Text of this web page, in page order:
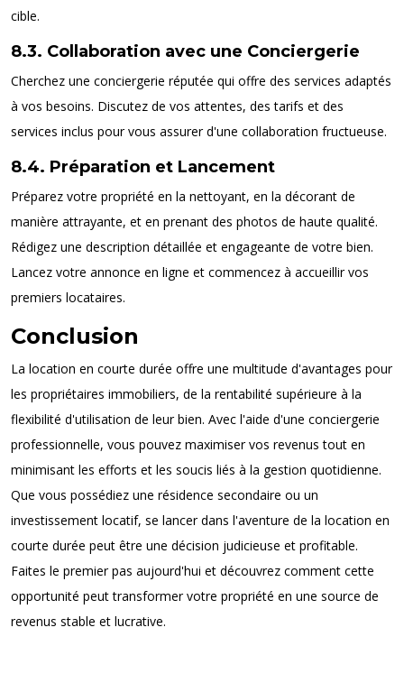
cible.
8.3. Collaboration avec une Conciergerie
Cherchez une conciergerie réputée qui offre des services adaptés
à vos besoins. Discutez de vos attentes, des tarifs et des
services inclus pour vous assurer d'une collaboration fructueuse.
8.4. Préparation et Lancement
Préparez votre propriété en la nettoyant, en la décorant de
manière attrayante, et en prenant des photos de haute qualité.
Rédigez une description détaillée et engageante de votre bien.
Lancez votre annonce en ligne et commencez à accueillir vos
premiers locataires.
Conclusion
La location en courte durée offre une multitude d'avantages pour
les propriétaires immobiliers, de la rentabilité supérieure à la
flexibilité d'utilisation de leur bien. Avec l'aide d'une conciergerie
professionnelle, vous pouvez maximiser vos revenus tout en
minimisant les efforts et les soucis liés à la gestion quotidienne.
Que vous possédiez une résidence secondaire ou un
investissement locatif, se lancer dans l'aventure de la location en
courte durée peut être une décision judicieuse et profitable.
Faites le premier pas aujourd'hui et découvrez comment cette
opportunité peut transformer votre propriété en une source de
revenus stable et lucrative.